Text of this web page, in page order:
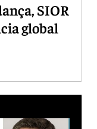
SIOR
global